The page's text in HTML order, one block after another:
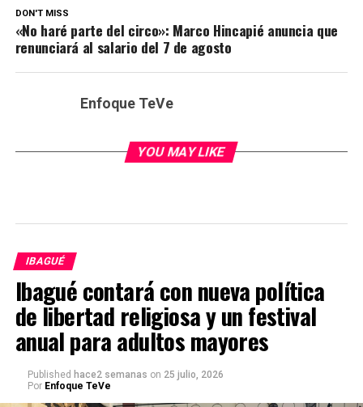
DON'T MISS
«No haré parte del circo»: Marco Hincapié anuncia que
renunciará al salario del 7 de agosto
Enfoque TeVe
YOU MAY LIKE
IBAGUÉ
Ibagué contará con nueva política
de libertad religiosa y un festival
anual para adultos mayores
Published hace2 semanas on 25 julio, 2026
Por Enfoque TeVe